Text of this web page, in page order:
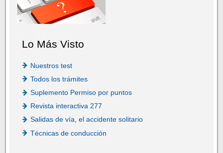
Lo Más Visto
Nuestros test
Todos los trámites
Suplemento Permiso por puntos
Revista interactiva 277
Salidas de vía, el accidente solitario
Técnicas de conducción